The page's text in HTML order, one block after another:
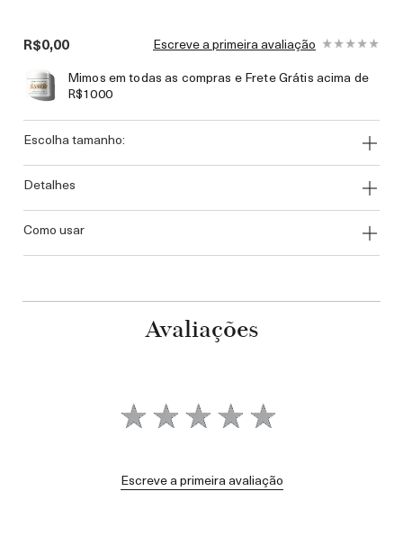
R$0,00
Escreve a primeira avaliação
Mimos em todas as compras e Frete Grátis acima de
R$1000
escolha tamanho:
detalhes
como usar
Avaliações
Escreve a primeira avaliação